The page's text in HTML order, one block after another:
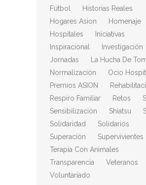
Fútbol
Historias Reales
Hogares Asion
Homenaje
Hospitales
Iniciativas
Inspiracional
Investigación
Jornadas
La Hucha De
Normalización
Ocio
Premios ASION
Respiro Familiar
Retos
Sensibilización
Shiatsu
Solidaridad
Solidarios
Superación
Supervivientes
Terapia Con Animales
Transparencia
Veteranos
Voluntariado